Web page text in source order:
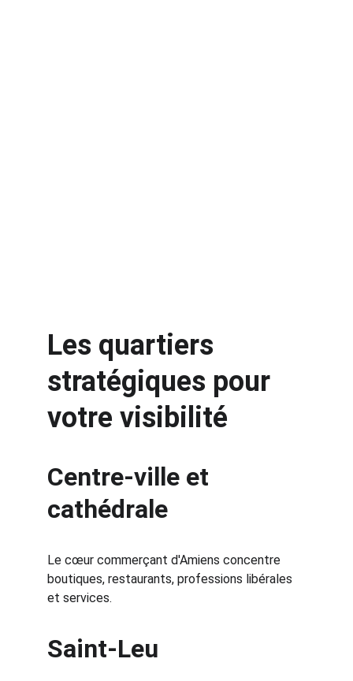
Les quartiers
stratégiques pour
votre visibilité
Centre-ville et
cathédrale
Le cœur commerçant d'Amiens concentre
boutiques, restaurants, professions libérales
et services.
Saint-Leu